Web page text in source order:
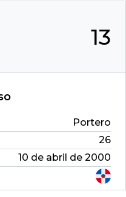
13
Portero
26
10 de abril de 2000